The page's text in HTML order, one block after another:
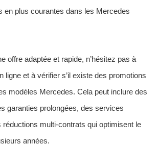
en plus courantes dans les Mercedes
offre adaptée et rapide, n’hésitez pas à
ligne et à vérifier s’il existe des promotions
modèles Mercedes. Cela peut inclure des
garanties prolongées, des services
réductions multi-contrats qui optimisent le
années.